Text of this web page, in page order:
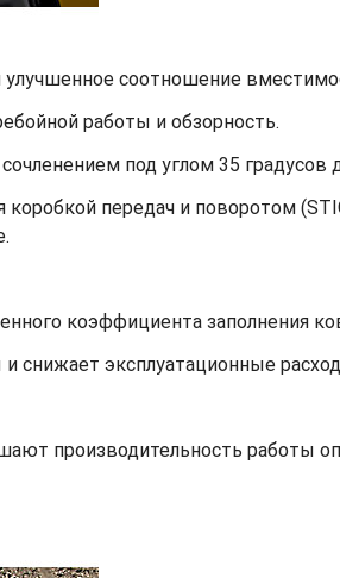
улучшенное соотношение
работы и обзорность.
под углом 35 градусов
передач и поворотом
коэффициента заполнения
снижает эксплуатационные
производительность работы